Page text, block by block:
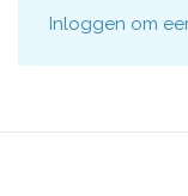
Inloggen om